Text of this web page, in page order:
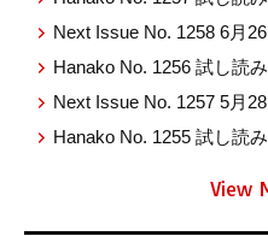
Next Issue No. 1258 6月
Hanako No. 1256 試し読
Next Issue No. 1257 5月
Hanako No. 1255 試し読
View